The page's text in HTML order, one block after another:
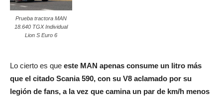
Prueba tractora MAN
18.640 TGX Individual
Lion S Euro 6
Lo cierto es que este MAN apenas consume un litro más
que el citado Scania 590, con su V8 aclamado por su
legión de fans, a la vez que camina un par de km/h menos